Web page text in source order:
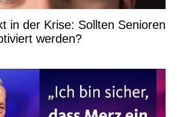
in der Krise: Sollten Senioren
werden?